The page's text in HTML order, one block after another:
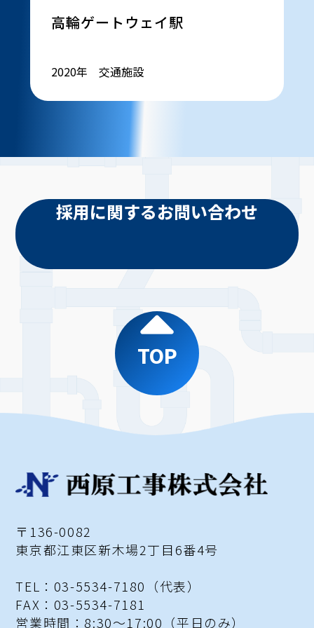
高輪ゲートウェイ駅
2020年 交通施設
採用に関するお問い合わせ
TOP
〒136-0082
東京都江東区新木場2丁目6番4号
TEL：03-5534-7180（代表）
FAX：03-5534-7181
営業時間：8:30～17:00 （平日のみ）